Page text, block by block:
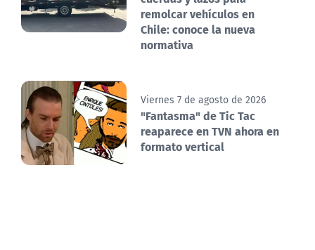
remolcar vehículos en
Chile: conoce la nueva
normativa
Viernes 7 de agosto de 2026
"Fantasma" de Tic Tac
reaparece en TVN ahora en
formato vertical